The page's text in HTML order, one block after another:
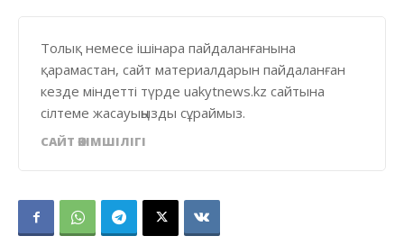
Толық немесе ішінара пайдаланғанына
қарамастан, сайт материалдарын пайдаланған
кезде міндетті түрде uakytnews.kz сайтына
сілтеме жасауыңызды сұраймыз.
САЙТ ӘКІМШІЛІГІ